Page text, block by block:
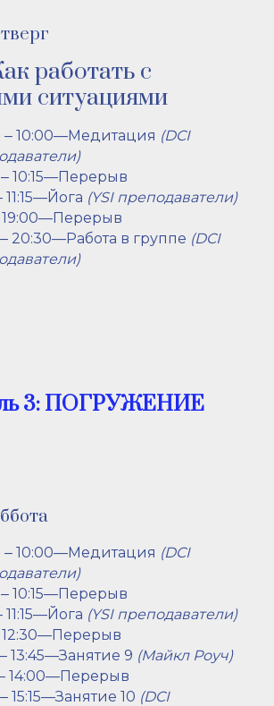
работать с
ситуациями
‒ 10:00—Медитация (DCI
‒ 10:15—Перерыв
11:15—Йога (YSI преподаватели)
19:00—Перерыв
20:30—Работа в группе (DCI
3: ПОГРУЖЕНИЕ
‒ 10:00—Медитация (DCI
‒ 10:15—Перерыв
11:15—Йога (YSI преподаватели)
12:30—Перерыв
13:45—Занятие 9 (Майкл Роуч)
‒ 14:00—Перерыв
15:15—Занятие 10 (DCI